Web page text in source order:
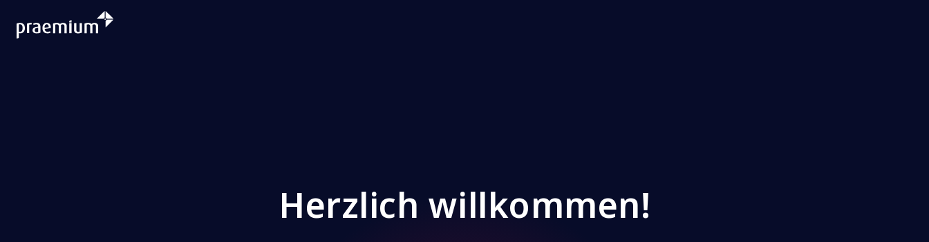
Herzlich willkommen!